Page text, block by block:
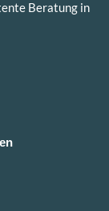
Beratung in